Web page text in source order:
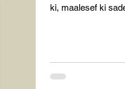
ki, maalesef ki